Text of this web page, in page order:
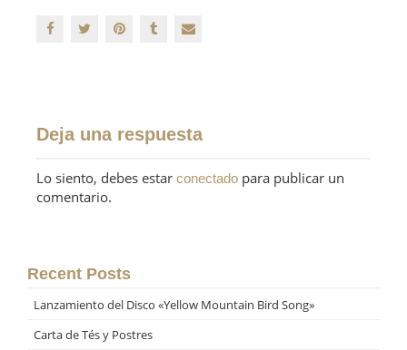
Deja una respuesta
Lo siento, debes estar conectado para publicar un
comentario.
Recent Posts
Lanzamiento del Disco «Yellow Mountain Bird Song»
Carta de Tés y Postres